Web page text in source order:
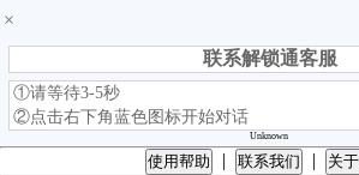
×
联系解锁通客服
①请等待3-5秒
②点击右下角蓝色图标开始对话
Unknown
使用帮助 联系我们 关